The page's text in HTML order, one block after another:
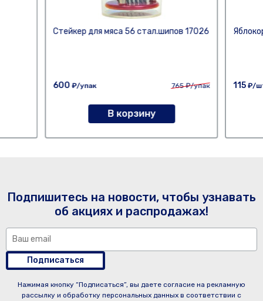
Стейкер для мяса 56 стал.шипов 17026
600 ₽/упак 765₽/упак
В корзину
115 ₽/
Подпишитесь на новости, чтобы узнавать
об акциях и распродажах!
Подписаться
Нажимая кнопку “Подписаться”, вы даете согласие на рекламную
рассылку и обработку персональных данных в соответствии с